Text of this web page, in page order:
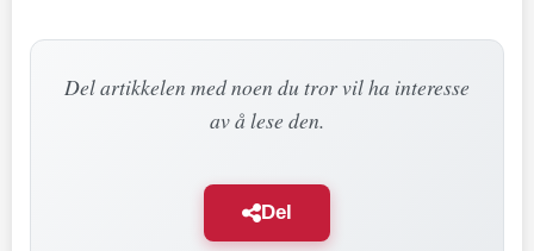
Del artikkelen med noen du tror vil ha interesse
av å lese den.
Del